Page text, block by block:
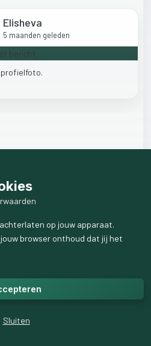
Elisheva
5 maanden geleden
profielfoto.
op jouw apparaat.
browser onthoud dat jij het
Sluiten